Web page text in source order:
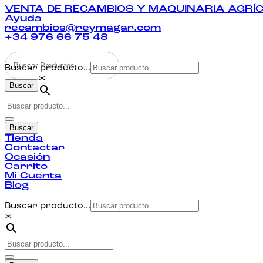
VENTA DE RECAMBIOS Y MAQUINARIA
Ayuda
recambios@reymagar.com
+34 976 66 75 48
Buscar
Buscar producto...
×
Buscar
Tienda
Contactar
Ocasión
Carrito
Mi Cuenta
Blog
Buscar producto...
×